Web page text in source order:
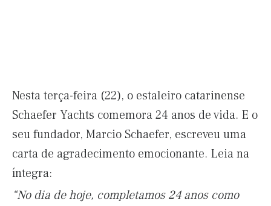
Nesta terça-feira (22), o estaleiro catarinense
Schaefer Yachts comemora 24 anos de vida. E o
seu fundador, Marcio Schaefer, escreveu uma
carta de agradecimento emocionante. Leia na
íntegra:
“No dia de hoje, completamos 24 anos como